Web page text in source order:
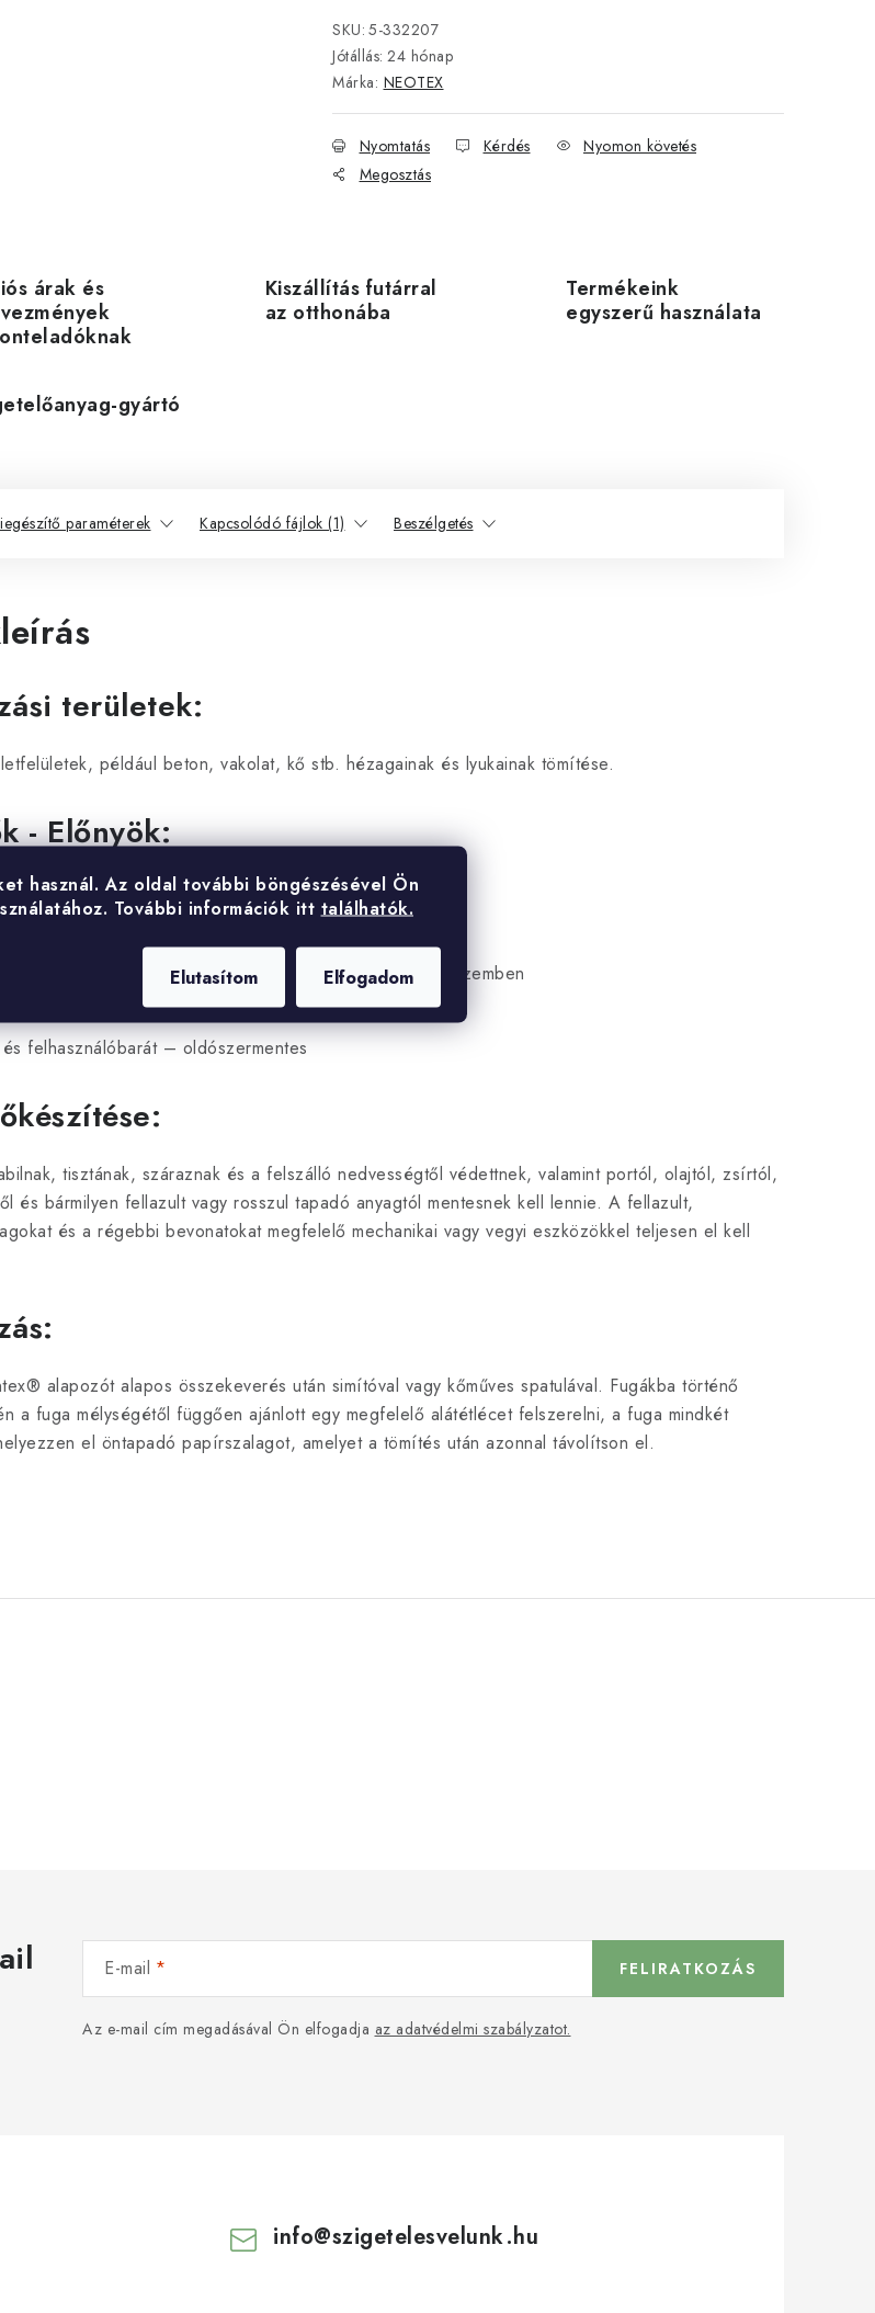
használ. Az oldal további böngészésével Ön
További információk itt találhatók.
Elutasítom Elfogadom
SKU: 5-332207
Márka: NEOTEX
Jótállás: 24 hónap
Nyomtatás Kérdés
Nyomon követés
Megosztás
árak és
Kiszállítás futárral
az otthonába
Termékeink
egyszerű használata
gyártó
paraméterek Kapcsolódó fájlok (1) Beszélgetés
területek:
például beton, vakolat, kő stb. hézagainak és lyukainak tömítése.
- Előnyök:
és kiváló tapadás a különböző aljzatokhoz
és az öregedéssel szemben
képesség híg savakkal, lúgokkal és tisztítószerekkel szemben
vízbázisú festékekkel és bevonatokkal
felhasználóbarát – oldószermentes
tisztának, száraznak és a felszálló nedvességtől védettnek, valamint portól, olajtól, zsírtól,
és bármilyen fellazult vagy rosszul tapadó anyagtól mentesnek kell lennie. A fellazult,
és a régebbi bevonatokat megfelelő mechanikai vagy vegyi eszközökkel teljesen el kell
alapozót alapos összekeverés után simítóval vagy kőműves spatulával. Fugákba történő
a fuga mélységétől függően ajánlott egy megfelelő alátétlécet felszerelni, a fuga mindkét
el öntapadó papírszalagot, amelyet a tömítés után azonnal távolítson el.
E-mail
Az e-mail cím megadásával Ön elfogadja az adatvédelmi szabályzatot.
FELIRATKOZÁS
info@szigetelesvelunk.hu